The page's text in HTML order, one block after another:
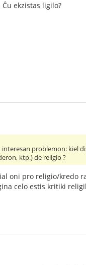
ekzistas ligilo?
interesan problemon:
ktp.) de religio ?
oni pro religio/kredo
celo estis kritiki